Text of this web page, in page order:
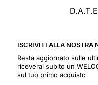
ISCRIVITI ALLA NOSTRA
Resta aggiornato sulle
riceverai subito un
sul tuo primo acquisto